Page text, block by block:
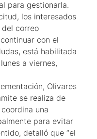
para gestionarla.
los interesados
correo
con el
está habilitada
a viernes,
Olivares
se realiza de
una
para evitar
detalló que “el